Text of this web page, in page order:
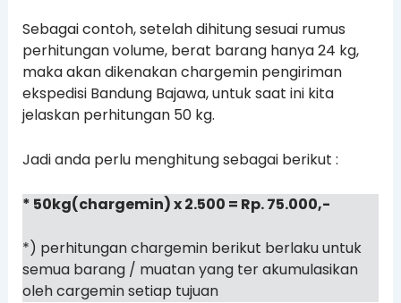
Sebagai contoh, setelah dihitung sesuai rumus
perhitungan volume, berat barang hanya 24 kg,
maka akan dikenakan chargemin pengiriman
ekspedisi Bandung Bajawa, untuk saat ini kita
jelaskan perhitungan 50 kg.
Jadi anda perlu menghitung sebagai berikut :
* 50kg(chargemin) x 2.500 = Rp. 75.000,-
*) perhitungan chargemin berikut berlaku untuk
semua barang / muatan yang ter akumulasikan
oleh cargemin setiap tujuan